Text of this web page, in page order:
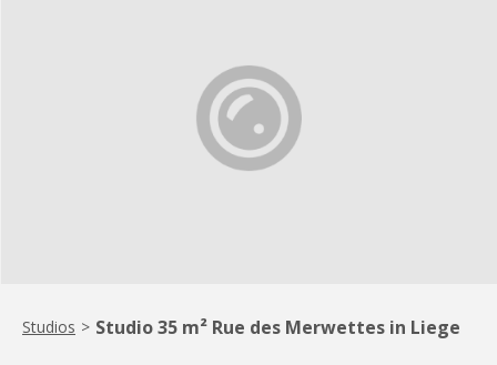
Studios > Studio 35 m² Rue des Merwettes in Liege